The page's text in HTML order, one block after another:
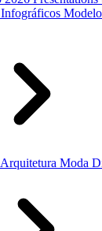
Infográficos
Arquitetura Moda